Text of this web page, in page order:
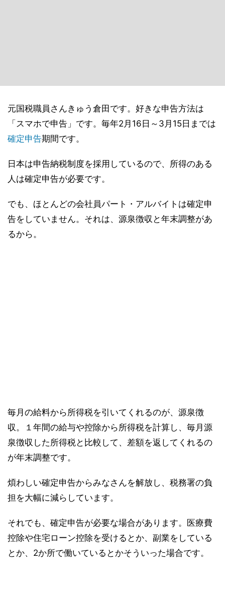
元国税職員さんきゅう倉田です。好きな申告方法は
「スマホで申告」です。毎年2月16日～3月15日までは
確定申告期間です。
日本は申告納税制度を採用しているので、所得のある
人は確定申告が必要です。
でも、ほとんどの会社員パート・アルバイトは確定申
告をしていません。それは、源泉徴収と年末調整があ
るから。
毎月の給料から所得税を引いてくれるのが、源泉徴
収。１年間の給与や控除から所得税を計算し、毎月源
泉徴収した所得税と比較して、差額を返してくれるの
が年末調整です。
煩わしい確定申告からみなさんを解放し、税務署の負
担を大幅に減らしています。
それでも、確定申告が必要な場合があります。医療費
控除や住宅ローン控除を受けるとか、副業をしている
とか、2か所で働いているとかそういった場合です。